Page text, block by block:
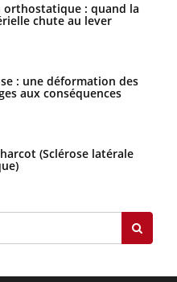
orthostatique : quand la
chute au lever
: une déformation des
aux conséquences
(Sclérose latérale